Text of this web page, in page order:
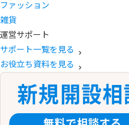
ファッション
雑貨
運営サポート
サポート一覧を見る
お役立ち資料を見る